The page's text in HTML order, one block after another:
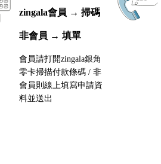
zingala會員 → 掃碼
非會員 → 填單
會員請打開zingala銀角
零卡掃描付款條碼 / 非
會員則線上填寫申請資
料並送出